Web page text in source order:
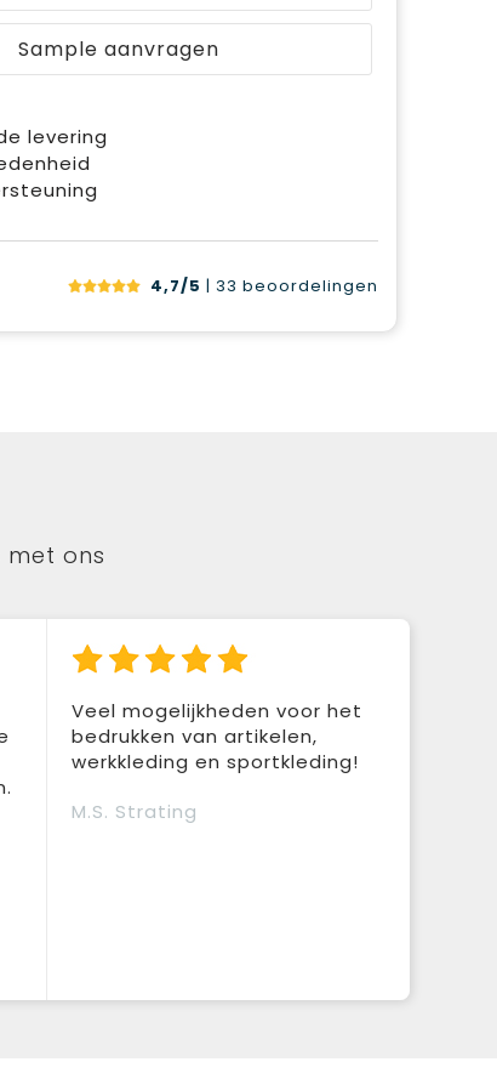
Sample aanvragen
levering
4,7/5 | 33 beoordelingen
ons
Veel mogelijkheden voor het
bedrukken van artikelen,
werkkleding en sportkleding!
M.S. Strating